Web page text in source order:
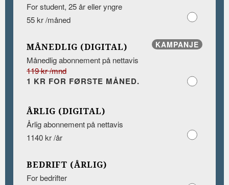
For student, 25 år eller yngre
55 kr /måned
KAMPANJE
MÅNEDLIG (DIGITAL)
Månedlig abonnement på nettavis
119 kr /mnd
1 KR FOR FØRSTE MÅNED.
ÅRLIG (DIGITAL)
Årlig abonnement på nettavis
1140 kr /år
BEDRIFT (ÅRLIG)
For bedrifter